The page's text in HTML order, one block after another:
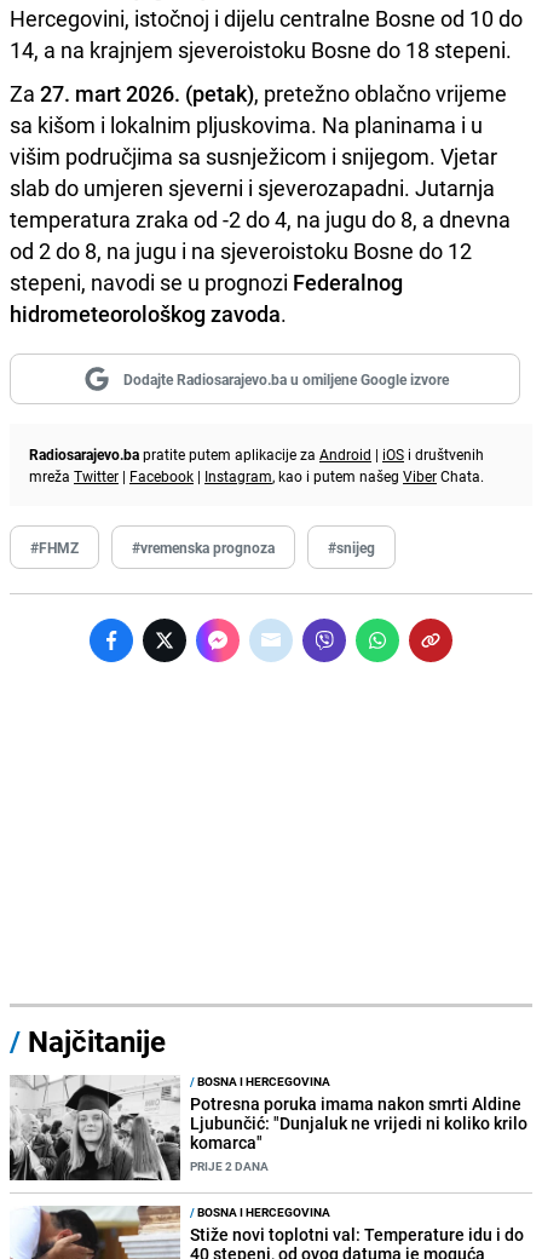
Hercegovini, istočnoj i dijelu centralne Bosne od 10 do
14, a na krajnjem sjeveroistoku Bosne do 18 stepeni.
Za 27. mart 2026. (petak), pretežno oblačno vrijeme
sa kišom i lokalnim pljuskovima. Na planinama i u
višim područjima sa susnježicom i snijegom. Vjetar
slab do umjeren sjeverni i sjeverozapadni. Jutarnja
temperatura zraka od -2 do 4, na jugu do 8, a dnevna
od 2 do 8, na jugu i na sjeveroistoku Bosne do 12
stepeni, navodi se u prognozi Federalnog
hidrometeorološkog zavoda.
Dodajte Radiosarajevo.ba u omiljene Google izvore
Radiosarajevo.bapratite putem aplikacije za Android | iOS i društvenih
mreža Twitter | Facebook | Instagram, kao i putem našeg ViberChata.
#FHMZ #vremenska prognoza #snijeg
/ Najčitanije
/BOSNA I HERCEGOVINA
Potresna poruka imama nakon smrti Aldine
Ljubunčić: "Dunjaluk ne vrijedi ni koliko krilo
komarca"
PRIJE 2 DANA
/BOSNA I HERCEGOVINA
Stiže novi toplotni val: Temperature idu i do
40 stepeni, od ovog datuma je moguća